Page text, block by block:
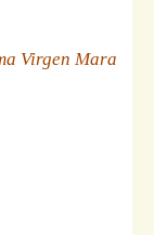
Virgen Mara